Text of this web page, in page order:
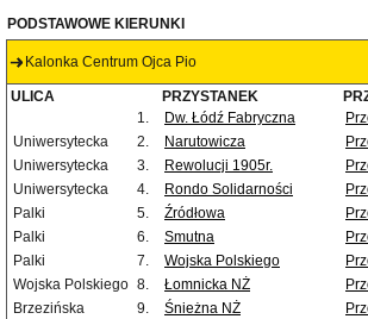
PODSTAWOWE KIERUNKI
Kalonka Centrum Ojca Pio
ULICA PRZYSTANEK
1.
Dw. Łódź Fabryczna
Uniwersytecka
2. Narutowicza
Uniwersytecka
3. Rewolucji 1905r.
Uniwersytecka
4. Rondo Solidarności
Palki
5. Źródłowa
Palki
6. Smutna
Palki
7. Wojska Polskiego
Wojska Polskiego 8. Łomnicka NŻ
Brzezińska
9. Śnieżna NŻ